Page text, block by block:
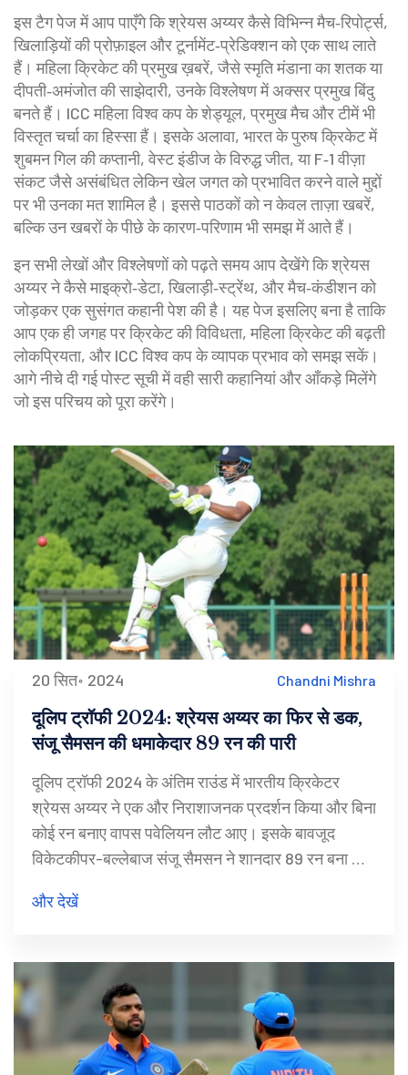
इस टैग पेज में आप पाएँगे कि श्रेयस अय्यर कैसे विभिन्न मैच‑रिपोर्ट्स,
खिलाड़ियों की प्रोफ़ाइल और टूर्नामेंट‑प्रेडिक्शन को एक साथ लाते
हैं। महिला क्रिकेट की प्रमुख ख़बरें, जैसे स्मृति मंडाना का शतक या
दीपती‑अमंजोत की साझेदारी, उनके विश्लेषण में अक्सर प्रमुख बिंदु
बनते हैं। ICC महिला विश्व कप के शेड्यूल, प्रमुख मैच और टीमें भी
विस्तृत चर्चा का हिस्सा हैं। इसके अलावा, भारत के पुरुष क्रिकेट में
शुबमन गिल की कप्तानी, वेस्ट इंडीज के विरुद्ध जीत, या F‑1 वीज़ा
संकट जैसे असंबंधित लेकिन खेल जगत को प्रभावित करने वाले मुद्दों
पर भी उनका मत शामिल है। इससे पाठकों को न केवल ताज़ा खबरें,
बल्कि उन खबरों के पीछे के कारण‑परिणाम भी समझ में आते हैं।
इन सभी लेखों और विश्लेषणों को पढ़ते समय आप देखेंगे कि श्रेयस
अय्यर ने कैसे माइक्रो‑डेटा, खिलाड़ी‑स्ट्रेंथ, और मैच‑कंडीशन को
जोड़कर एक सुसंगत कहानी पेश की है। यह पेज इसलिए बना है ताकि
आप एक ही जगह पर क्रिकेट की विविधता, महिला क्रिकेट की बढ़ती
लोकप्रियता, और ICC विश्व कप के व्यापक प्रभाव को समझ सकें।
आगे नीचे दी गई पोस्ट सूची में वही सारी कहानियां और आँकड़े मिलेंगे
जो इस परिचय को पूरा करेंगे।
20 सित॰ 2024 Chandni Mishra
दूलिप ट्रॉफी 2024: श्रेयस अय्यर का फिर से डक,
संजू सैमसन की धमाकेदार 89 रन की पारी
दूलिप ट्रॉफी 2024 के अंतिम राउंड में भारतीय क्रिकेटर
श्रेयस अय्यर ने एक और निराशाजनक प्रदर्शन किया और बिना
कोई रन बनाए वापस पवेलियन लौट आए। इसके बावजूद
विकेटकीपर-बल्लेबाज संजू सैमसन ने शानदार 89 रन बना कर
यह पारी उनकी दबाव में खेलने की काबिलियत को दर्शाती है।
और देखें